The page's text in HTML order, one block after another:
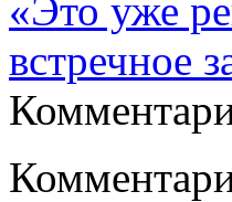
«Это уже
встречное